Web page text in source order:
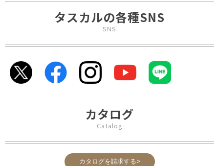
タスカルの各種SNS
SNS
カタログ
Catalog
カタログを請求する>